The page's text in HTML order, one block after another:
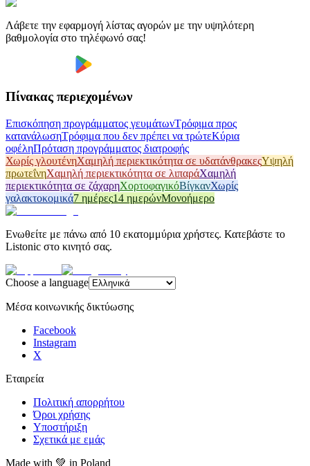
Λάβετε την εφαρμογή λίστας αγορών με την υψηλότερη
βαθμολογία στο τηλέφωνό σας!
Πίνακας περιεχομένων
Επισκόπηση προγράμματος γευμάτωνΤρόφιμα προς
κατανάλωσηΤρόφιμα που δεν πρέπει να τρώτεΚύρια
οφέληΠρόταση προγράμματος διατροφής
Χωρίς γλουτένηΧαμηλή περιεκτικότητα σε υδατάνθρακεςΥψηλή
πρωτεΐνηΧαμηλή περιεκτικότητα σε λιπαράΧαμηλή
περιεκτικότητα σε ζάχαρηΧορτοφαγικόΒίγκανΧωρίς
γαλακτοκομικά7 ημέρες14 ημερώνΜονοήμερο
Ενωθείτε με πάνω από 10 εκατομμύρια χρήστες. Κατεβάστε το
Listonic στο κινητό σας.
Choose a language
Μέσα κοινωνικής δικτύωσης
Facebook
Instagram
X
Εταιρεία
Πολιτική απορρήτου
Όροι χρήσης
Υποστήριξη
Σχετικά με εμάς
Made with 💚 in Poland